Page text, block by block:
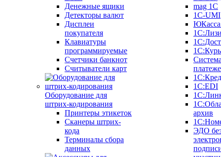
Денежные ящики
Детекторы валют
Дисплеи
покупателя
Клавиатуры
программируемые
Счетчики банкнот
Считыватели карт
Оборудование для
штрих-кодирования
Принтеры этикеток
Сканеры штрих-
кода
Терминалы сбора
данных
mag 1C
1C-UMI
1С:EDI
архив
ЭДО